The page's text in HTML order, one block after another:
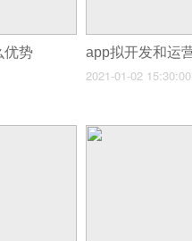
优势
2021-01-02 15:30:00